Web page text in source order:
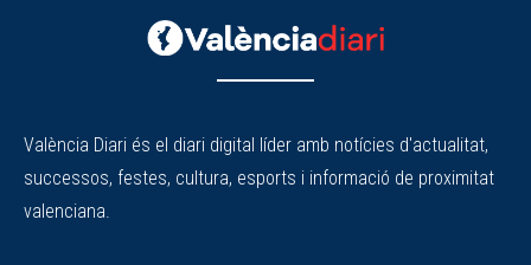
València Diari és el diari digital líder amb notícies d'actualitat,
successos, festes, cultura, esports i informació de proximitat
valenciana.